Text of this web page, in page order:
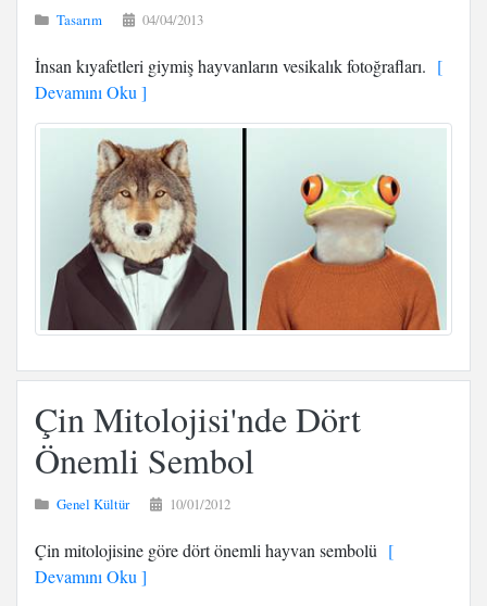
Tasarım 04/04/2013
İnsan kıyafetleri giymiş hayvanların vesikalık fotoğrafları. [
Devamını Oku ]
Çin Mitolojisi'nde Dört
Önemli Sembol
Genel Kültür 10/01/2012
Çin mitolojisine göre dört önemli hayvan sembolü [
Devamını Oku ]